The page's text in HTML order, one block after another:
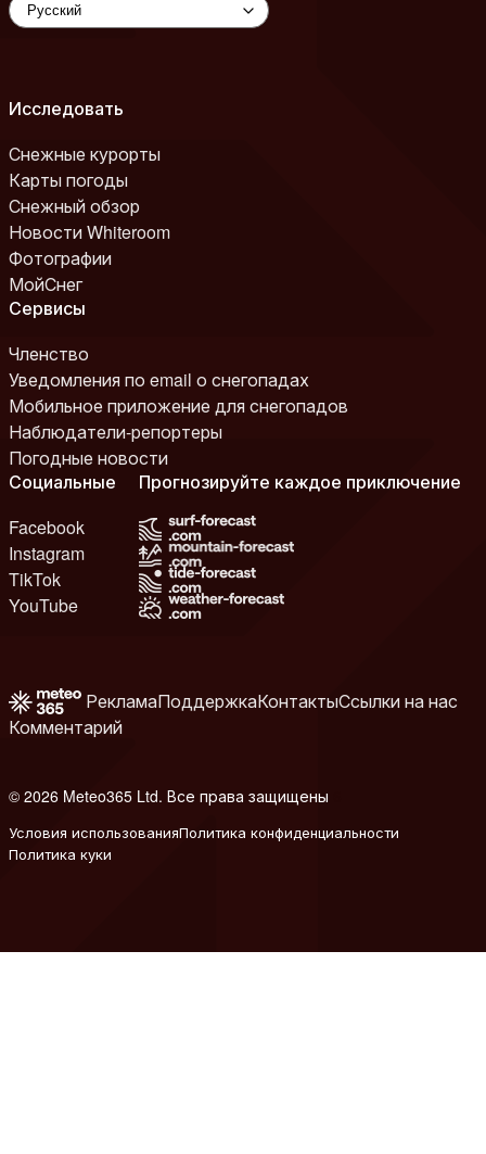
Исследовать
Снежные курорты
Карты погоды
Снежный обзор
Новости Whiteroom
Фотографии
МойСнег
Сервисы
Членство
Уведомления по email о снегопадах
Мобильное приложение для снегопадов
Наблюдатели-репортеры
Погодные новости
Социальные
Facebook
Instagram
TikTok
YouTube
Прогнозируйте каждое приключение
РекламаПоддержкаКонтактыСсылки на нас
Комментарий
© 2026 Meteo365 Ltd. Все права защищены
Условия использованияПолитика конфиденциальности
Политика куки